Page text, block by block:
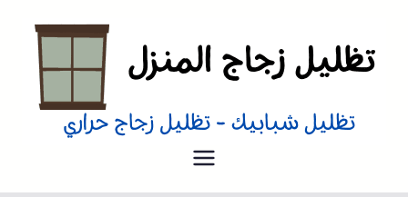
تظليل منازل
تظليل زجاج منازل من الداخل و